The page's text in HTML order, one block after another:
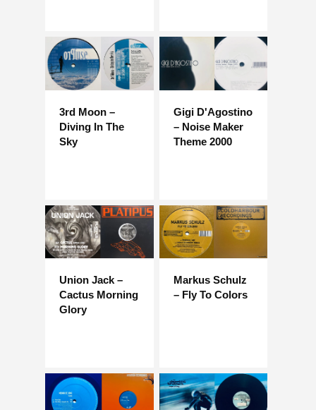
3rd Moon –
Diving In The
Sky
Gigi D'Agostino
– Noise Maker
Theme 2000
Union Jack –
Cactus Morning
Glory
Markus Schulz
– Fly To Colors